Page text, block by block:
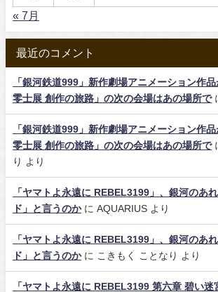
« 7月
最近のコメント
「銀河鉄道999」新作劇場アニメーション作
零士展 創作の旅路」の次の会場はあの場所で
「銀河鉄道999」新作劇場アニメーション作
零士展 創作の旅路」の次の会場はあの場所で
り
より
「ヤマトよ永遠に REBEL3199」、銀河のあ
ド」と言うのかに AQUARIUS より
「ヤマトよ永遠に REBEL3199」、銀河のあ
ド」と言うのかに こきもく ことなり より
「ヤマトよ永遠に REBEL3199 第六章 碧い迷